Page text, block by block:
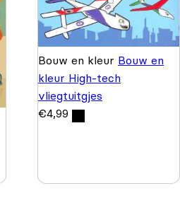
Bouw en kleur Bouw en
kleur High-tech
vliegtuitgjes
€4,99